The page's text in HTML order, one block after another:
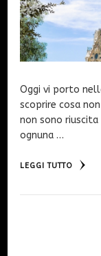
Oggi vi porto
scoprire cosa
non sono
ognuna …
LEGGI TUTTO